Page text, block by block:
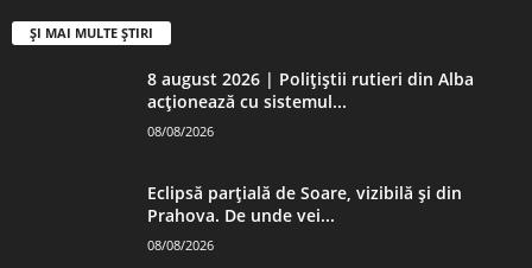
ȘI MAI MULTE ȘTIRI
8 august 2026 | Polițiștii rutieri din Alba
acționează cu sistemul...
08/08/2026
Eclipsă parțială de Soare, vizibilă și din
Prahova. De unde vei...
08/08/2026